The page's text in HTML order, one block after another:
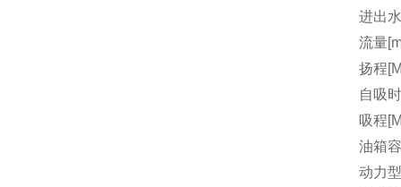
进出
流量
扬程
自吸
吸程
油箱
动力